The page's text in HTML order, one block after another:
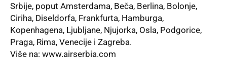
Srbije, poput Amsterdama, Beča, Berlina, Bolonje,
Ciriha, Diseldorfa, Frankfurta, Hamburga,
Kopenhagena, Ljubljane, Njujorka, Osla, Podgorice,
Praga, Rima, Venecije i Zagreba.
Više na: www.airserbia.com